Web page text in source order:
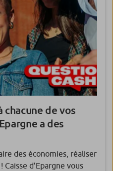
chacune de vos
a des
des économies, réaliser
d’Epargne vous